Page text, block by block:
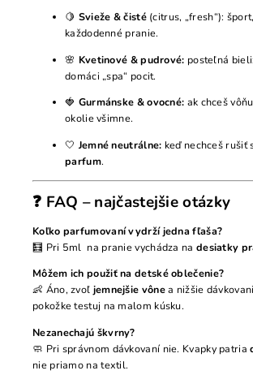
🍋 Svieže & čisté(citrus, „fresh“):
každodenné pranie.
🌸 Kvetinové & pudrové: posteľná
domáci „spa“ pocit.
🍓 Gurmánske & ovocné: ak chceš
okolie všimne.
🤍 Jemné neutrálne: keď nechceš rušiť
parfum.
❓ FAQ – najčastejšie otázky
Koľko parfumovaní vydrží jedna fľaša?
🧮 Pri 5ml na pranie vychádza na desiatky
Môžem ich použiť na detské oblečenie?
👶 Áno, zvoľ jemnejšie vônea nižšie
pokožke testuj na malom kúsku.
Nezanechajú škvrny?
🧼 Pri správnom dávkovaní nie. Kvapky patria
nie priamo na textil.